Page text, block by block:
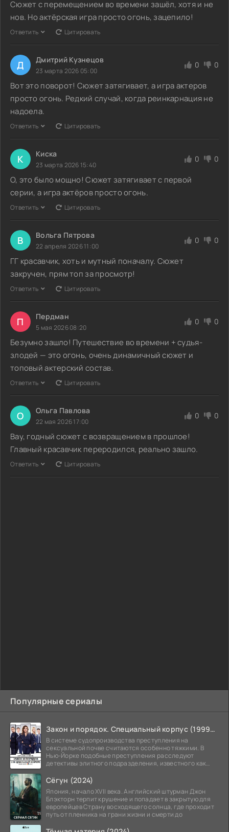
Популярные сериалы
Закон и порядок. Специальный корпус (1999-2026)
В системе судопроизводства преступления на
сексуальной почве считаются особенно тяжкими. В
Нью-Йорке подобные преступления расследуют
детективы элитного подразделения, известного как
Сёгун (2024)
Япония, начало XVII века. Английский штурман Джон
Блэкторн терпит крушение и попадает в закрытую для
европейцев Страну восходящего солнца, где проходит
путь от пленника на грани жизни и смерти до
Сюжет с перемещением во времени зашёл, хотя и не
нов. Но актёрская игра просто огонь, зацепило!
Ответить Цитировать
Д Дмитрий Кузнецов
23 марта 2026 05:00
0 0
Вот это поворот! Сюжет затягивает, а игра актеров
просто огонь. Редкий случай, когда реинкарнация не
надоела.
Ответить Цитировать
К Киска
23 марта 2026 15:40
0 0
О, это было мощно! Сюжет затягивает с первой
серии, а игра актёров просто огонь.
Ответить Цитировать
В Вольга Пятрова
22 апреля 2026 11:00
0 0
ГГ красавчик, хоть и мутный поначалу. Сюжет
закручен, прям топ за просмотр!
Ответить Цитировать
П Пердман
5 мая 2026 08:20
0 0
Безумно зашло! Путешествие во времени + судья-
злодей — это огонь, очень динамичный сюжет и
топовый актерский состав.
Ответить Цитировать
О Ольга Павлова
22 мая 2026 17:00
0 0
Вау, годный сюжет с возвращением в прошлое!
Главный красавчик переродился, реально зашло.
Ответить Цитировать